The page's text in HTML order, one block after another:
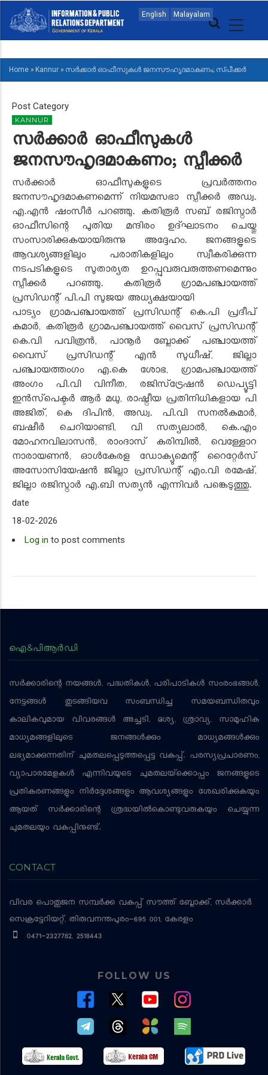
main
English Malayalam
MAIN
NAVIGATION
MALAYALAM
BREADCRUMB
Home » Kannur » സര്‍ക്കാര്‍ ഓഫീസുകൾ ജനസൗഹൃദമാകണം; സ്പീക്കര്‍
Post Category
KANNUR
സര്‍ക്കാര്‍ ഓഫീസുകൾ
ജനസൗഹൃദമാകണം; സ്പീക്കര്‍
സർക്കാർ ഓഫീസുകളുടെ പ്രവർത്തനം
ജനസൗഹൃദമാകണമെന്ന് നിയമസഭാ സ്പീക്കര്‍ അഡ്വ.
എ.എന്‍ ഷംസീര്‍ പറഞ്ഞു. കതിരൂര്‍ സബ് രജിസ്ട്രാര്‍
ഓഫീസിന്റെ പുതിയ മന്ദിരം ഉദ്ഘാടനം ചെയ്തു
സംസാരിക്കുകയായിരുന്നു അദ്ദേഹം. ജനങ്ങളുടെ
ആവശ്യങ്ങളിലും പരാതികളിലും സ്വീകരിക്കുന്ന
നടപടികളുടെ സുതാര്യത ഉറപ്പുവരുവരുത്തണമെന്നും
സ്പീക്കര്‍ പറഞ്ഞു. കതിരൂര്‍ ഗ്രാമപഞ്ചായത്ത്
പ്രസിഡന്റ് പി.പി സുജയ അധ്യക്ഷയായി
പാട്യം ഗ്രാമപഞ്ചായത്ത് പ്രസിഡന്റ് കെ.പി പ്രദീപ്
കുമാര്‍, കതിരൂര്‍ ഗ്രാമപഞ്ചായത്ത് വൈസ് പ്രസിഡന്റ്
കെ.വി പവിത്രന്‍, പാനൂര്‍ ബ്ലോക്ക് പഞ്ചായത്ത്
വൈസ് പ്രസിഡന്റ് എന്‍ സുധീഷ്, ജില്ലാ
പഞ്ചായത്തംഗം എ.കെ ശോഭ, ഗ്രാമപഞ്ചായത്ത്
അംഗം പി.വി വിനീത, രജിസ്‌ട്രേഷന്‍ ഡെപ്യൂട്ടി
ഇന്‍സ്‌പെക്ടര്‍ ആര്‍ മധു, രാഷ്ട്രീയ പ്രതിനിധികളായ പി
അജിത്, കെ ദിപിന്‍, അഡ്വ. പി.വി സനല്‍കുമാര്‍,
ബഷീര്‍ ചെറിയാണ്ടി, വി സത്യലാല്‍, കെ.എം
മോഹനവിലാസന്‍, രാംദാസ് കരിമ്പില്‍, വെള്ളോറ
നാരായണന്‍, ഓള്‍കേരള ഡോക്യുമെന്റ് റൈറ്റേര്‍സ്
അസോസിയേഷന്‍ ജില്ലാ പ്രസിഡന്റ് എം.വി രമേഷ്,
ജില്ലാ രജിസ്ട്രാര്‍ എ.ബി സത്യന്‍ എന്നിവര്‍ പങ്കെടുത്തു.
date
18-02-2026
Log in to post comments
ഐ&പിആര്‍ഡി
സര്‍ക്കാരിന്റെ നയങ്ങള്‍, പദ്ധതികള്‍, പരിപാടികള്‍ സംരംഭങ്ങള്‍,
നേട്ടങ്ങള്‍ തുടങ്ങിയവ സംബന്ധിച്ച സമയബന്ധിതവും
കാലികവുമായ വിവരങ്ങള്‍ അച്ചടി, ദൃശ്യ, ശ്രാവ്യ, സാമൂഹിക
മാധ്യമങ്ങളിലൂടെ ജനങ്ങള്‍ക്കും മാധ്യമങ്ങള്‍ക്കും
ലഭ്യമാക്കുന്നതിന് ചുമതലപ്പെടുത്തപ്പെട്ട വകുപ്പ്. പരസ്യപ്രചാരണം,
വ്യാപാരമേളകള്‍ എന്നിവയുടെ ചുമതലയ്‌ക്കൊപ്പം ജനങ്ങളുടെ
പ്രതികരണങ്ങളും നിര്‍ദ്ദേശങ്ങളും ആവശ്യങ്ങളും ശേഖരിക്കുകയും
ആയത് സര്‍ക്കാരിന്റെ ശ്രദ്ധയില്‍കൊണ്ടുവരുകയും ചെയ്യുന്ന
ചുമതലയും വകുപ്പിനുണ്ട്.
CONTACT
വിവര പൊതുജന സമ്പര്‍ക്ക വകുപ്പ് സൗത്ത് ബ്ലോക്ക്, സര്‍ക്കാര്‍
സെക്രട്ടേറിയറ്റ്, തിരുവനന്തപുരം-695 001, കേരളം
0471-2327782, 2518443
FOLLOW US